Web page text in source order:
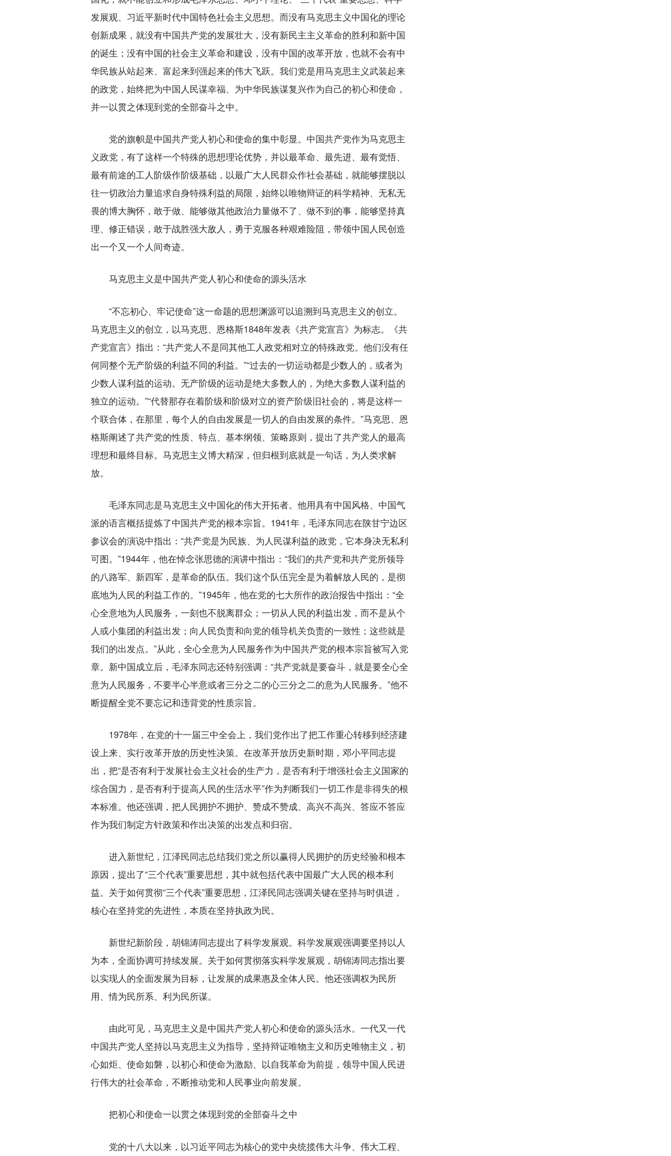
发展观、习近平新时代中国特色社会主义思想。而没有马克思主义中国化的理论
创新成果，就没有中国共产党的发展壮大，没有新民主主义革命的胜利和新中国
的诞生；没有中国的社会主义革命和建设，没有中国的改革开放，也就不会有中
华民族从站起来、富起来到强起来的伟大飞跃。我们党是用马克思主义武装起来
的政党，始终把为中国人民谋幸福、为中华民族谋复兴作为自己的初心和使命，
并一以贯之体现到党的全部奋斗之中。
党的旗帜是中国共产党人初心和使命的集中彰显。中国共产党作为马克思主
义政党，有了这样一个特殊的思想理论优势，并以最革命、最先进、最有觉悟、
最有前途的工人阶级作阶级基础，以最广大人民群众作社会基础，就能够摆脱以
往一切政治力量追求自身特殊利益的局限，始终以唯物辩证的科学精神、无私无
畏的博大胸怀，敢于做、能够做其他政治力量做不了、做不到的事，能够坚持真
理、修正错误，敢于战胜强大敌人，勇于克服各种艰难险阻，带领中国人民创造
出一个又一个人间奇迹。
马克思主义是中国共产党人初心和使命的源头活水
“不忘初心、牢记使命”这一命题的思想渊源可以追溯到马克思主义的创立。
马克思主义的创立，以马克思、恩格斯1848年发表《共产党宣言》为标志。《共
产党宣言》指出：“共产党人不是同其他工人政党相对立的特殊政党。他们没有任
何同整个无产阶级的利益不同的利益。”“过去的一切运动都是少数人的，或者为
少数人谋利益的运动。无产阶级的运动是绝大多数人的，为绝大多数人谋利益的
独立的运动。”“代替那存在着阶级和阶级对立的资产阶级旧社会的，将是这样一
个联合体，在那里，每个人的自由发展是一切人的自由发展的条件。”马克思、恩
格斯阐述了共产党的性质、特点、基本纲领、策略原则，提出了共产党人的最高
理想和最终目标。马克思主义博大精深，但归根到底就是一句话，为人类求解
放。
毛泽东同志是马克思主义中国化的伟大开拓者。他用具有中国风格、中国气
派的语言概括提炼了中国共产党的根本宗旨。1941年，毛泽东同志在陕甘宁边区
参议会的演说中指出：“共产党是为民族、为人民谋利益的政党，它本身决无私利
可图。”1944年，他在悼念张思德的演讲中指出：“我们的共产党和共产党所领导
的八路军、新四军，是革命的队伍。我们这个队伍完全是为着解放人民的，是彻
底地为人民的利益工作的。”1945年，他在党的七大所作的政治报告中指出：“全
心全意地为人民服务，一刻也不脱离群众；一切从人民的利益出发，而不是从个
人或小集团的利益出发；向人民负责和向党的领导机关负责的一致性；这些就是
我们的出发点。”从此，全心全意为人民服务作为中国共产党的根本宗旨被写入党
章。新中国成立后，毛泽东同志还特别强调：“共产党就是要奋斗，就是要全心全
意为人民服务，不要半心半意或者三分之二的心三分之二的意为人民服务。”他不
断提醒全党不要忘记和违背党的性质宗旨。
1978年，在党的十一届三中全会上，我们党作出了把工作重心转移到经济建
设上来、实行改革开放的历史性决策。在改革开放历史新时期，邓小平同志提
出，把“是否有利于发展社会主义社会的生产力，是否有利于增强社会主义国家的
综合国力，是否有利于提高人民的生活水平”作为判断我们一切工作是非得失的根
本标准。他还强调，把人民拥护不拥护、赞成不赞成、高兴不高兴、答应不答应
作为我们制定方针政策和作出决策的出发点和归宿。
进入新世纪，江泽民同志总结我们党之所以赢得人民拥护的历史经验和根本
原因，提出了“三个代表”重要思想，其中就包括代表中国最广大人民的根本利
益。关于如何贯彻“三个代表”重要思想，江泽民同志强调关键在坚持与时俱进，
核心在坚持党的先进性，本质在坚持执政为民。
新世纪新阶段，胡锦涛同志提出了科学发展观。科学发展观强调要坚持以人
为本，全面协调可持续发展。关于如何贯彻落实科学发展观，胡锦涛同志指出要
以实现人的全面发展为目标，让发展的成果惠及全体人民。他还强调权为民所
用、情为民所系、利为民所谋。
由此可见，马克思主义是中国共产党人初心和使命的源头活水。一代又一代
中国共产党人坚持以马克思主义为指导，坚持辩证唯物主义和历史唯物主义，初
心如炬、使命如磐，以初心和使命为激励、以自我革命为前提，领导中国人民进
行伟大的社会革命，不断推动党和人民事业向前发展。
把初心和使命一以贯之体现到党的全部奋斗之中
党的十八大以来，以习近平同志为核心的党中央统揽伟大斗争、伟大工程、